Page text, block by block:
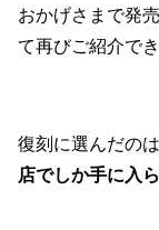
おかげさまで発
て再びご紹介で
復刻に選んだのは
店でしか手に入